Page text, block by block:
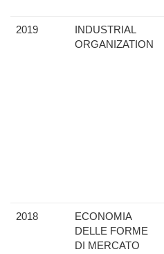
2019
INDUSTRIAL
ORGANIZATION
2018
ECONOMIA
DELLE FORME
DI MERCATO